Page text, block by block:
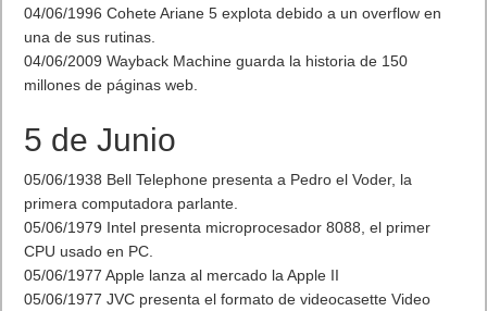
04/06/1996 Cohete Ariane 5 explota debido a un overflow en
una de sus rutinas.
04/06/2009 Wayback Machine guarda la historia de 150
millones de páginas web.
5 de Junio
05/06/1938 Bell Telephone presenta a Pedro el Voder, la
primera computadora parlante.
05/06/1979 Intel presenta microprocesador 8088, el primer
CPU usado en PC.
05/06/1977 Apple lanza al mercado la Apple II
05/06/1977 JVC presenta el formato de videocasette Video